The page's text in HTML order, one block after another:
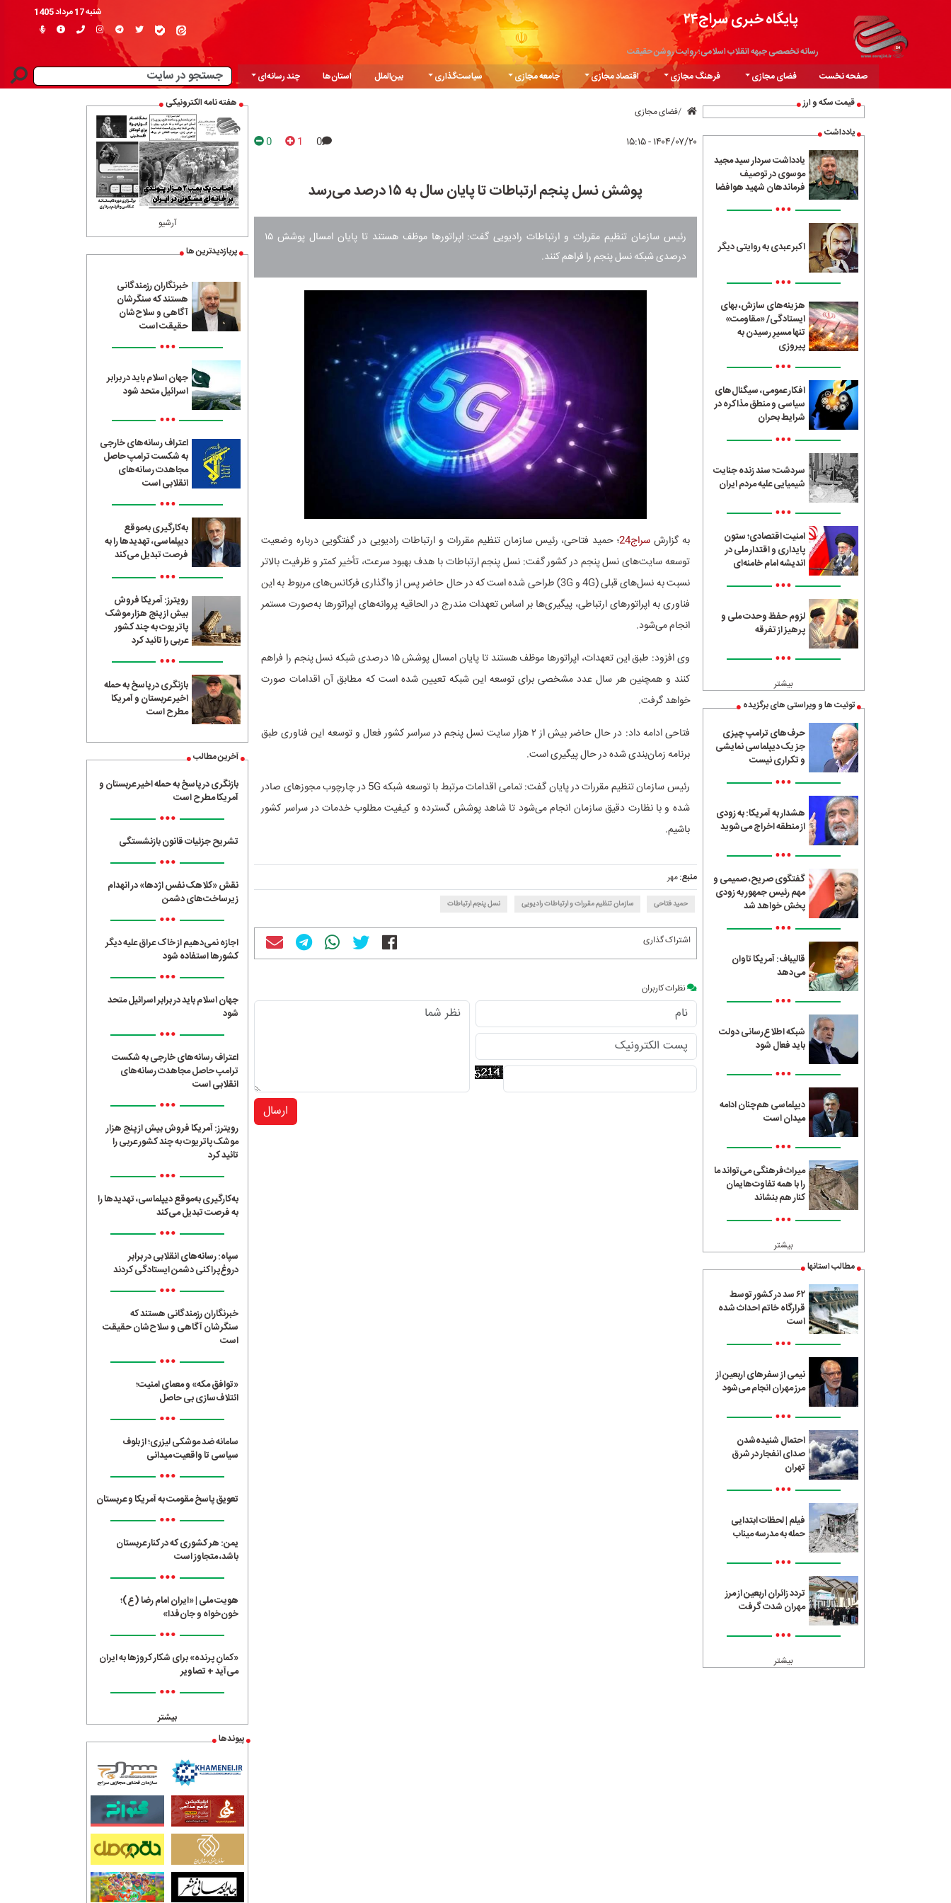
پایگاه خبری سراج۲۴
رسانه تخصصی جبهه انقلاب اسلامی؛ روایت روشن حقیقت
شنبه 17 مرداد 1405
صفحه نخست فضای مجازی فرهنگ مجازی اقتصاد مجازی جامعه مجازی سیاست‌گذاری بین‌الملل استان‌ها
چند رسانه‌ای
قیمت سکه و ارز
یادداشت
یادداشت سردار سید مجید
موسوی در توصیف
فرماندهان شهید هوافضا
•••
اکبر عبدی به روایتی دیگر
•••
هزینه‌های سازش، بهای
ایستادگی/ «مقاومت»
تنها مسیرِ رسیدن به
پیروزی
•••
افکار عمومی، سیگنال‌های
سیاسی و منطق مذاکره در
شرایط بحران
•••
سردشت؛ سند زنده جنایت
شیمیایی علیه مردم ایران
•••
امنیت اقتصادی؛ ستون
پایداری و اقتدار ملی در
اندیشه امام خامنه‌ای
•••
لزوم حفظ وحدت ملی و
پرهیز از تفرقه
•••
بیشتر
توئیت ها و ویراستی های برگزیده
حرف‌های ترامپ چیزی
جز یک دیپلماسی نمایشی
و تکراری نیست
•••
هشدار به آمریکا: به زودی
از منطقه اخراج می‌شوید
•••
گفتگوی صریح، صمیمی و
مهم رئیس جمهور به زودی
پخش خواهد شد
•••
قالیباف: آمریکا تاوان
می‌دهد
•••
شبکه اطلاع‌رسانی دولت
باید فعال شود
•••
دیپلماسی هم‌چنان ادامه
میدان است
•••
میراث‌فرهنگی می‌تواند ما
را با همه تفاوت‌هایمان
کنار هم بنشاند
•••
بیشتر
مطالب استانها
۶۲ سد در کشور توسط
قرارگاه خاتم احداث شده
است
•••
نیمی از سفرهای اربعین از
مرز مهران انجام می‌شود
•••
احتمال شنیده‌شدن
صدای انفجار در شرق
تهران
•••
فیلم | لحظات ابتدایی
حمله به مدرسه میناب
•••
تردد زائران اربعین از مرز
مهران شدت گرفت
•••
بیشتر
فضای مجازی
۱۴۰۴/۰۷/۲۰ - ۱۵:۱۵ 0
1
0
پوشش نسل پنجم ارتباطات تا پایان سال به ۱۵ درصد می‌رسد
رئیس سازمان تنظیم مقررات و ارتباطات رادیویی گفت: اپراتورها موظف هستند تا پایان امسال پوشش ۱۵
درصدی شبکه نسل پنجم را فراهم کنند.
به گزارش سراج24
؛ حمید فتاحی، رئیس سازمان تنظیم مقررات و ارتباطات رادیویی در گفتگویی درباره وضعیت
توسعه سایت‌های نسل پنجم در کشور گفت: نسل پنجم ارتباطات با هدف بهبود سرعت، تأخیر کمتر و ظرفیت بالاتر
نسبت به نسل‌های قبلی (4G و 3G) طراحی شده است که در حال حاضر پس از واگذاری فرکانس‌های مربوط به این
فناوری به اپراتورهای ارتباطی، پیگیری‌ها بر اساس تعهدات مندرج در الحاقیه پروانه‌های اپراتورها به‌صورت مستمر
انجام می‌شود.
وی افزود: طبق این تعهدات، اپراتورها موظف هستند تا پایان امسال پوشش ۱۵ درصدی شبکه نسل پنجم را فراهم
کنند و همچنین هر سال عدد مشخصی برای توسعه این شبکه تعیین شده است که مطابق آن اقدامات صورت
خواهد گرفت.
فتاحی ادامه داد: در حال حاضر بیش از ۲ هزار سایت نسل پنجم در سراسر کشور فعال و توسعه این فناوری طبق
برنامه زمان‌بندی شده در حال پیگیری است.
رئیس سازمان تنظیم مقررات در پایان گفت: تمامی اقدامات مرتبط با توسعه شبکه 5G در چارچوب مجوزهای صادر
شده و با نظارت دقیق سازمان انجام می‌شود تا شاهد پوشش گسترده و کیفیت مطلوب خدمات در سراسر کشور
باشیم.
منبع:مهر
حمید فتاحی سازمان تنظیم مقررات و ارتباطات رادیویی نسل پنجم ارتباطات
اشتراک گذاری
نظرات کاربران
ارسال
هفته نامه الکترونیکی
آرشیو
پربازدیدترین ها
خبرنگاران رزمندگانی
هستند که سنگرشان
آگاهی و سلاح‌شان
حقیقت است
•••
جهان اسلام باید در برابر
اسرائیل متحد شود
•••
اعتراف رسانه‌های خارجی
به شکست ترامپ حاصل
مجاهدت رسانه‌های
انقلابی است
•••
به‌کارگیری به‌موقع
دیپلماسی، تهدیدها را به
فرصت تبدیل می‌کند
•••
رویترز: آمریکا فروش
بیش از پنج هزار موشک
پاتریوت به چند کشور
عربی را تائید کرد
•••
بازنگری در پاسخ به حمله
اخیر عربستان و آمریکا
مطرح است
آخرین مطالب
بازنگری در پاسخ به حمله اخیر عربستان و
آمریکا مطرح است
•••
تشریح جزئیات قانون بازنشستگی
•••
نقش «کلاهک نفس اژدها» در انهدام
زیرساخت‌های دشمن
•••
اجازه نمی‌دهیم از خاک عراق علیه دیگر
کشورها استفاده شود
•••
جهان اسلام باید در برابر اسرائیل متحد
شود
•••
اعتراف رسانه‌های خارجی به شکست
ترامپ حاصل مجاهدت رسانه‌های
انقلابی است
•••
رویترز: آمریکا فروش بیش از پنج هزار
موشک پاتریوت به چند کشور عربی را
تائید کرد
•••
به‌کارگیری به‌موقع دیپلماسی، تهدیدها را
به فرصت تبدیل می‌کند
•••
سپاه: رسانه‌های انقلابی در برابر
دروغ‌پراکنی دشمن ایستادگی کردند
•••
خبرنگاران رزمندگانی هستند که
سنگرشان آگاهی و سلاح‌شان حقیقت
است
•••
«توافق مکه» و معمای امنیت؛
ائتلاف‌سازی بی حاصل
•••
سامانه ضد موشکی لیزری؛ از بلوف
سیاسی تا واقعیت میدانی
•••
تعویق پاسخ مقومت به آمریکا و عربستان
•••
یمن: هر کشوری که در کنار عربستان
باشد، متجاوز است
•••
هویت ملی | «ایران امام رضا (ع)؛
خون‌خواه و جان‌فدا»
•••
«کمانِ پرنده» برای شکار کروزها به ایران
می‌آید + تصاویر
•••
بیشتر
پیوندها